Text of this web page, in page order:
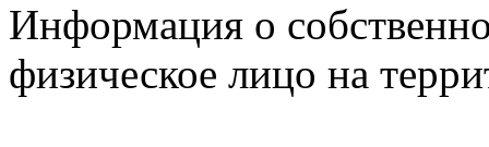
Информация о
физическое лицо на